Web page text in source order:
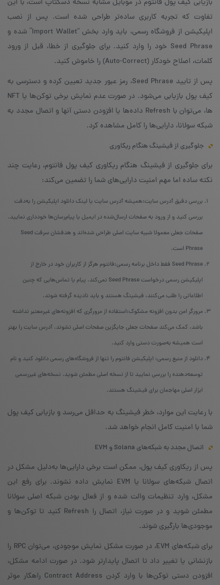
بازیابی کیف پول فانتوم در موبایل مشابه نسخه دسکتاپ است، با این
تفاوت که تجربه کاربری ساده‌تر طراحی شده است. پس از نصب
اپلیکیشن از فروشگاه رسمی، باید وارد بخش “Import Wallet” شده و
Seed Phrase خود را وارد کنید. برای جلوگیری از خطا، قبل از ورود
کلمات، اصلاح خودکار (Auto-Correct) را خاموش کنید.
پس از تایید Seed Phrase، رمز عبور جدید تعیین کرده و دسترسی به
کیف پول بازیابی می‌شود. در صورت عدم نمایش برخی توکن‌ها یا NFT
ها، می‌توان با Refresh داده‌ها یا افزودن دستی آنها و اتصال مجدد به
شبکه سولانا، دارایی‌ها را کامل مشاهده کرد.
جلوگیری از فیشینگ هنگام ریکاوری
برای جلوگیری از فیشینگ هنگام ریکاوری کیف پول فانتوم، رعایت چند
نکته ساده اما مهم امنیت دارایی‌های شما را تضمین می‌کند:
بررسی دقیق آدرس سایت:همیشه آدرس سایت یا لینک دانلود اپلیکیشن را به‌دقت
بررسی کنید و از ورود به صفحات ارسال‌شده در ایمیل یا پیام‌رسان‌ها خودداری نمایید.
صفحات جعلی معمولا شبیه سایت اصلی طراحی شده‌اند و هدفشان سرقت Seed
Phrase است.
Seed Phrase فقط داخل برنامه رسمی:فانتوم هرگز از کاربران خود در خارج از
اپلیکیشن رسمی درخواست Seed Phrase نمی‌کند. پیام یا تماس‌هایی که چنین
اطلاعاتی را طلب می‌کنند، فیشینگ هستند و باید نادیده گرفته شوند.
مرورگر امن بدون افزونه مشکوک:استفاده از مرورگری که افزونه‌های غیرمعتبر نداشته
باشد، کمک می‌کند صفحات جعلی جایگزین صفحات اصلی نشوند. آدرس سایت را بهتر
است همیشه به‌صورت دستی وارد کنید.
دانلود از منبع رسمی: اپلیکیشن فانتوم را تنها از فروشگاه‌های رسمی دانلود کنید و نام
توسعه‌دهنده را بررسی نمایید تا از نسخه اصلی مطمئن شوید. نسخه‌های غیررسمی
ابزار اصلی مهاجمان برای فیشینگ هستند.
با رعایت این موارد، خطر فیشینگ به حداقل می‌رسد و بازیابی کیف پول
شما با امنیت کامل انجام خواهد شد.
اتصال مجدد به شبکه‌های Solana و EVM
پس از ریکاوری کیف پول، ممکن است برخی دارایی‌ها به‌دلیل مشکل در
اتصال شبکه‌های سولانا یا EVM نمایش داده نشوند. برای رفع این
مشکل، وارد تنظیمات والت شده و از فعال بودن شبکه اصلی سولانا
مطمئن شوید و در صورت نیاز، اتصال را Refresh کنید تا توکن‌ها و
موجودی‌ها بارگیری شوند.
برای شبکه‌های EVM، در صورت مشکل نمایش موجودی، می‌توان RPC را
بازنشانی یا تغییر داد تا اتصال پایدارتر شود. در صورت ادامه مشکل،
افزودن دستی توکن‌ها با وارد کردن Contract Address راهکار موثر